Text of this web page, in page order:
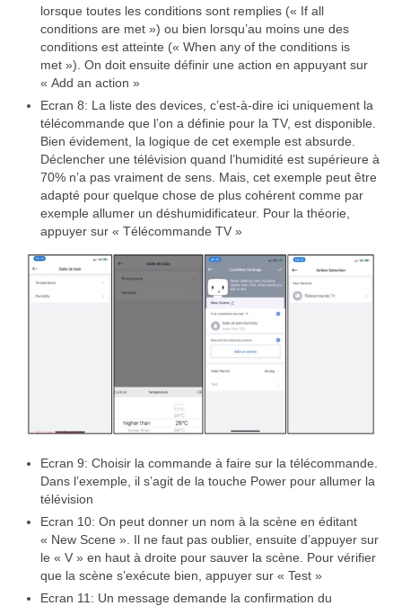
lorsque toutes les conditions sont remplies (« If all
conditions are met ») ou bien lorsqu’au moins une des
conditions est atteinte (« When any of the conditions is
met »). On doit ensuite définir une action en appuyant sur
« Add an action »
Ecran 8: La liste des devices, c’est-à-dire ici uniquement la
télécommande que l’on a définie pour la TV, est disponible.
Bien évidement, la logique de cet exemple est absurde.
Déclencher une télévision quand l’humidité est supérieure à
70% n’a pas vraiment de sens. Mais, cet exemple peut être
adapté pour quelque chose de plus cohérent comme par
exemple allumer un déshumidificateur. Pour la théorie,
appuyer sur « Télécommande TV »
Ecran 9: Choisir la commande à faire sur la télécommande.
Dans l’exemple, il s’agit de la touche Power pour allumer la
télévision
Ecran 10: On peut donner un nom à la scène en éditant
« New Scene ». Il ne faut pas oublier, ensuite d’appuyer sur
le « V » en haut à droite pour sauver la scène. Pour vérifier
que la scène s’exécute bien, appuyer sur « Test »
Ecran 11: Un message demande la confirmation du